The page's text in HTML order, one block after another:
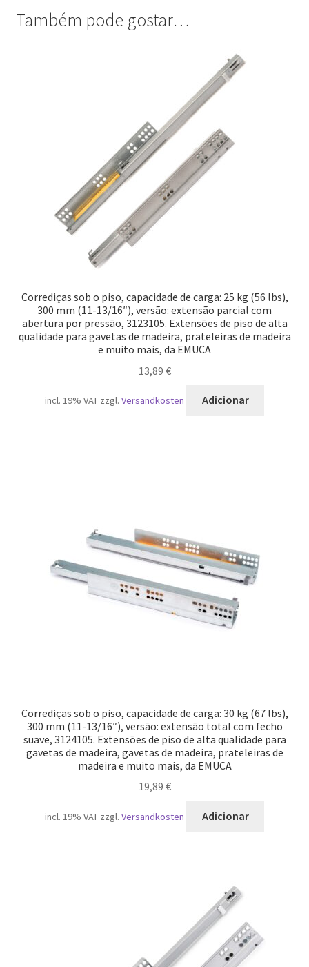
Também pode gostar…
Corrediças sob o piso, capacidade de carga: 25 kg (56 lbs),
300 mm (11-13/16″), versão: extensão parcial com
abertura por pressão, 3123105. Extensões de piso de alta
qualidade para gavetas de madeira, prateleiras de madeira
e muito mais, da EMUCA
13,89 €
incl. 19% VAT zzgl. Versandkosten Adicionar
Corrediças sob o piso, capacidade de carga: 30 kg (67 lbs),
300 mm (11-13/16″), versão: extensão total com fecho
suave, 3124105. Extensões de piso de alta qualidade para
gavetas de madeira, gavetas de madeira, prateleiras de
madeira e muito mais, da EMUCA
19,89 €
incl. 19% VAT zzgl. Versandkosten Adicionar